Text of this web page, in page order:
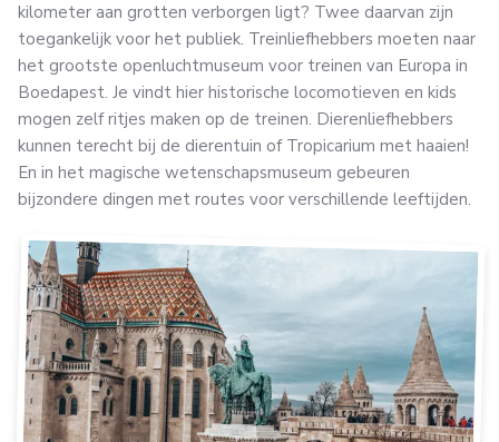
kilometer aan grotten verborgen ligt? Twee daarvan zijn
toegankelijk voor het publiek. Treinliefhebbers moeten naar
het grootste openluchtmuseum voor treinen van Europa in
Boedapest. Je vindt hier historische locomotieven en kids
mogen zelf ritjes maken op de treinen. Dierenliefhebbers
kunnen terecht bij de dierentuin of Tropicarium met haaien!
En in het magische wetenschapsmuseum gebeuren
bijzondere dingen met routes voor verschillende leeftijden.